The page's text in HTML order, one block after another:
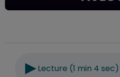
Lecture (1 min 4 sec)